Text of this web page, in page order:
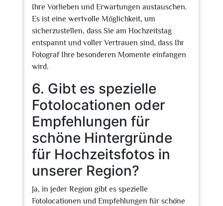
Ihre Vorlieben und Erwartungen austauschen.
Es ist eine wertvolle Möglichkeit, um
sicherzustellen, dass Sie am Hochzeitstag
entspannt und voller Vertrauen sind, dass Ihr
Fotograf Ihre besonderen Momente einfangen
wird.
6. Gibt es spezielle
Fotolocationen oder
Empfehlungen für
schöne Hintergründe
für Hochzeitsfotos in
unserer Region?
Ja, in jeder Region gibt es spezielle
Fotolocationen und Empfehlungen für schöne